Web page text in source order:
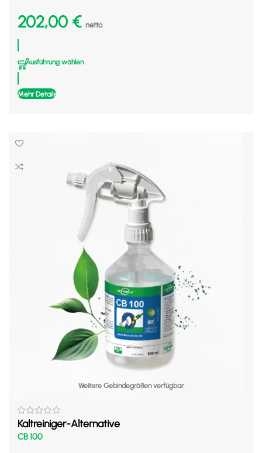
202,00 € netto
Ausführung wählen
Mehr Details
Weitere Gebindegrößen verfügbar
Kaltreiniger-Alternative
CB 100